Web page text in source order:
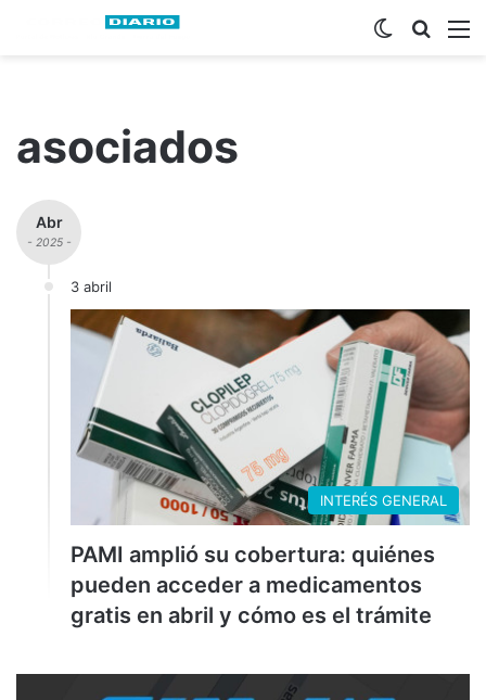
Buscar
Switch skin
asociados
Abr
- 2025 -
3 abril
INTERÉS GENERAL
PAMI amplió su cobertura: quiénes
pueden acceder a medicamentos
gratis en abril y cómo es el trámite